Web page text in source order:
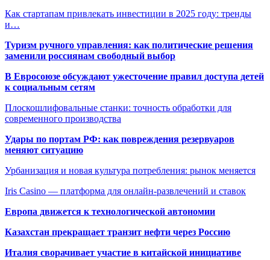
Как стартапам привлекать инвестиции в 2025 году: тренды
и…
Туризм ручного управления: как политические решения
заменили россиянам свободный выбор
В Евросоюзе обсуждают ужесточение правил доступа детей
к социальным сетям
Плоскошлифовальные станки: точность обработки для
современного производства
Удары по портам РФ: как повреждения резервуаров
меняют ситуацию
Урбанизация и новая культура потребления: рынок меняется
Iris Casino — платформа для онлайн-развлечений и ставок
Европа движется к технологической автономии
Казахстан прекращает транзит нефти через Россию
Италия сворачивает участие в китайской инициативе